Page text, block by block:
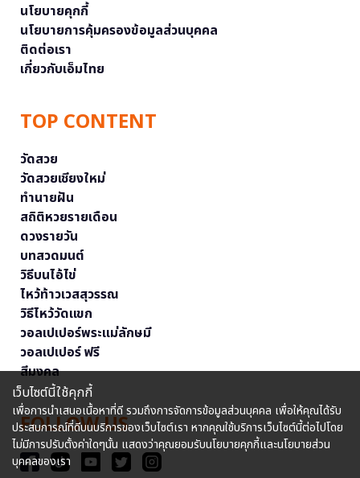
นโยบายคุกกี้
นโยบายการคุ้มครองข้อมูลส่วนบุคคล
ติดต่อเรา
เกี่ยวกับเอ็มไทย
TOP CONTENT
วัดสวย
วัดสวยเชียงใหม่
ทำนายฝัน
สถิติหวยรายเดือน
ดวงรายวัน
บทสวดมนต์
วิธีบนไอ้ไข่
ไหว้ท้าวเวสสุวรรณ
วิธีไหว้วัดแขก
วอลเปเปอร์พระแม่ลักษมี
วอลเปเปอร์ ฟรี
สีมงคล
FOLLOW US
เว็บไซต์นี้ใช้คุกกี้
เพื่อการนำเสนอเนื้อหาที่ดี รวมถึงการจัดการข้อมูลส่วนบุคคล เพื่อให้คุณได้รับ
ประสบการณ์ที่ดีบนบริการของเว็บไซต์เรา หากคุณใช้บริการเว็บไซต์นี้ต่อไปโดย
ไม่มีการปรับตั้งค่าใดๆนั้น แสดงว่าคุณยอมรับนโยบายคุกกี้และนโยบายส่วน
บุคคลของเรา